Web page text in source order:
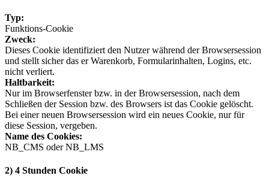
Typ:
Funktions-Cookie
Zweck:
Dieses Cookie identifiziert den Nutzer während der Browsersession
und stellt sicher das er Warenkorb, Formularinhalten, Logins, etc.
nicht verliert.
Haltbarkeit:
Nur im Browserfenster bzw. in der Browsersession, nach dem
Schließen der Session bzw. des Browsers ist das Cookie gelöscht.
Bei einer neuen Browsersession wird ein neues Cookie, nur für
diese Session, vergeben.
Name des Cookies:
NB_CMS oder NB_LMS
2) 4 Stunden Cookie